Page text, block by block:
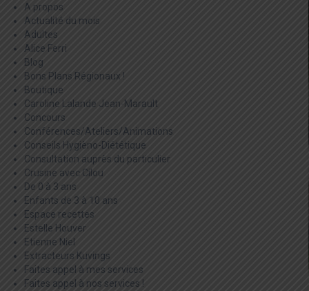
A propos
Actualité du mois
Adultes
Alice Ferri
Blog
Bons Plans Régionaux !
Boutique
Caroline Lalande Jean-Marault
Concours
Conférences/Ateliers/Animations
Conseils Hygièno-Diététique
Consultation auprès du particulier
Crusine avec Cilou
De 0 à 3 ans
Enfants de 3 à 10 ans
Espace recettes
Estelle Houver
Etienne Niel
Extracteurs Kuvings
Faites appel à mes services
Faites appel à nos services !